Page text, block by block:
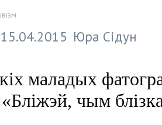
15.04.2015 Юра Сідун
маладых
«Бліжэй, чым